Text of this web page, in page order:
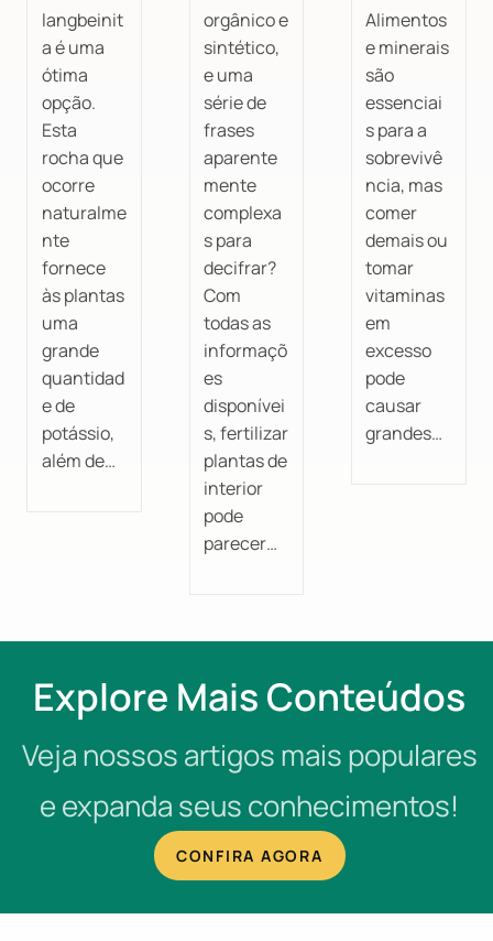
langbeinit
a é uma
ótima
opção.
Esta
rocha que
ocorre
naturalme
nte
fornece
às plantas
uma
grande
quantidad
e de
potássio,
além de…
orgânico e
sintético,
e uma
série de
frases
aparente
mente
complexa
s para
decifrar?
Com
todas as
informaçõ
es
disponívei
s, fertilizar
plantas de
interior
pode
parecer…
Alimentos
e minerais
são
essenciai
s para a
sobrevivê
ncia, mas
comer
demais ou
tomar
vitaminas
em
excesso
pode
causar
grandes…
Explore Mais Conteúdos
Veja nossos artigos mais populares
e expanda seus conhecimentos!
CONFIRA AGORA